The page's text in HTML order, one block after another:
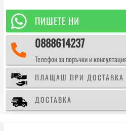
3m
 ПИШЕТЕ НИ
 0888614237
Телефон за поръчки и
ПЛАЩАШ ПРИ ДОСТАВКА
ДОСТАВКА